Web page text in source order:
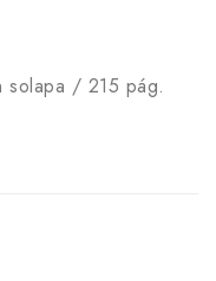
solapa / 215 pág.